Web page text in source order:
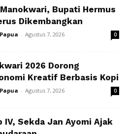
Bupati Hermus
Dikembangkan
- Agustus 7, 2026 0
2026 Dorong
Kreatif Berbasis Kopi
- Agustus 7, 2026 0
IV, Sekda Jan Ayomi Ajak